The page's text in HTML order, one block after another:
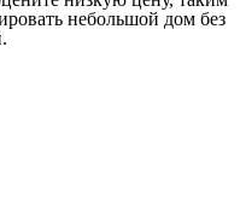
небольшой дом без